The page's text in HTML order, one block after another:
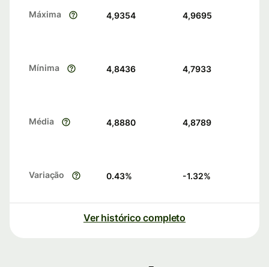
Máxima 4,9354 4,9695
Mínima 4,8436 4,7933
Média 4,8880 4,8789
Variação 0.43% -1.32%
Ver histórico completo